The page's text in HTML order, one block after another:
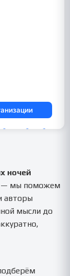
ночей
— мы поможем
авторы
мысли до